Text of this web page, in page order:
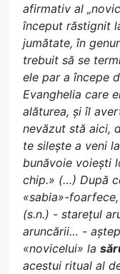
afirmativ al
început răstignit
jumătate, în
trebuit să se
ele par a începe
Evanghelia care
alăturea, și îl
nevăzut stă aici,
te silește a veni
bunăvoie voiești
chip.» (…) După
«sabia»-
(s.n.) - starețul
aruncării… -
«novicelui» la
acestui ritual al